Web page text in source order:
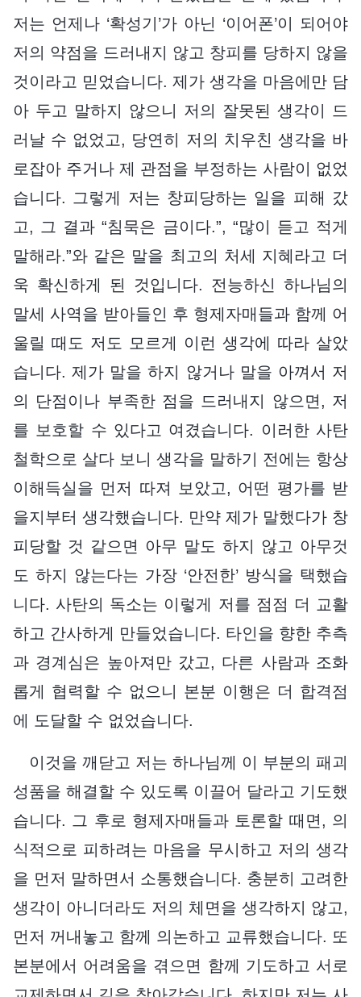
저는 언제나 ‘확성기’가 아닌 ‘이어폰’이 되어야
저의 약점을 드러내지 않고 창피를 당하지 않을
것이라고 믿었습니다. 제가 생각을 마음에만 담
아 두고 말하지 않으니 저의 잘못된 생각이 드
러날 수 없었고, 당연히 저의 치우친 생각을 바
로잡아 주거나 제 관점을 부정하는 사람이 없었
습니다. 그렇게 저는 창피당하는 일을 피해 갔
고, 그 결과 “침묵은 금이다.”, “많이 듣고 적게
말해라.”와 같은 말을 최고의 처세 지혜라고 더
욱 확신하게 된 것입니다. 전능하신 하나님의
말세 사역을 받아들인 후 형제자매들과 함께 어
울릴 때도 저도 모르게 이런 생각에 따라 살았
습니다. 제가 말을 하지 않거나 말을 아껴서 저
의 단점이나 부족한 점을 드러내지 않으면, 저
를 보호할 수 있다고 여겼습니다. 이러한 사탄
철학으로 살다 보니 생각을 말하기 전에는 항상
이해득실을 먼저 따져 보았고, 어떤 평가를 받
을지부터 생각했습니다. 만약 제가 말했다가 창
피당할 것 같으면 아무 말도 하지 않고 아무것
도 하지 않는다는 가장 ‘안전한’ 방식을 택했습
니다. 사탄의 독소는 이렇게 저를 점점 더 교활
하고 간사하게 만들었습니다. 타인을 향한 추측
과 경계심은 높아져만 갔고, 다른 사람과 조화
롭게 협력할 수 없으니 본분 이행은 더 합격점
에 도달할 수 없었습니다.
이것을 깨닫고 저는 하나님께 이 부분의 패괴
성품을 해결할 수 있도록 이끌어 달라고 기도했
습니다. 그 후로 형제자매들과 토론할 때면, 의
식적으로 피하려는 마음을 무시하고 저의 생각
을 먼저 말하면서 소통했습니다. 충분히 고려한
생각이 아니더라도 저의 체면을 생각하지 않고,
먼저 꺼내놓고 함께 의논하고 교류했습니다. 또
본분에서 어려움을 겪으면 함께 기도하고 서로